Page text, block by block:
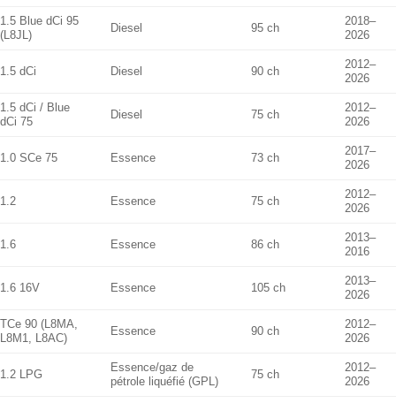
1.5 Blue dCi 95
(L8JL)
Diesel 95 ch
2018–
2026
1.5 dCi Diesel 90 ch
2012–
2026
1.5 dCi / Blue
dCi 75
Diesel 75 ch
2012–
2026
1.0 SCe 75 Essence 73 ch
2017–
2026
1.2 Essence 75 ch
2012–
2026
1.6 Essence 86 ch
2013–
2016
1.6 16V Essence 105 ch
2013–
2026
TCe 90 (L8MA,
L8M1, L8AC)
Essence 90 ch
2012–
2026
1.2 LPG
Essence/gaz de
pétrole liquéfié (GPL)
75 ch
2012–
2026